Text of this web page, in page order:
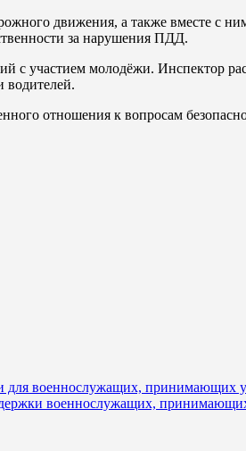
движения, а также вместе с
за нарушения ПДД.
участием молодёжи. Инспектор
водителей.
отношения к вопросам
военнослужащих, принимающих
военнослужащих,